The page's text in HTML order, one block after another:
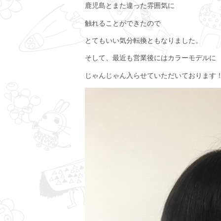
鹿児島とまた違った雰囲気に
触れることができたので
とてもいい気分転換ともなりました。
そして、最近も営業後にはカラーモデルに
じゃんじゃん入らせていただいております